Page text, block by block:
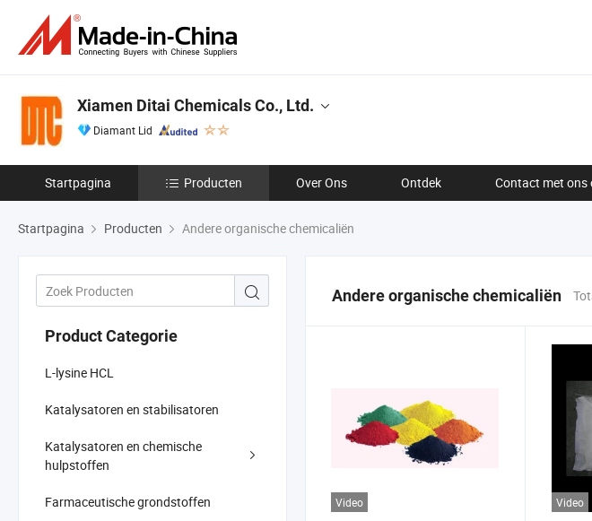
Xiamen Ditai Chemicals Co., Ltd.
Diamant Lid
Startpagina Producten Over Ons Ontdek Contact met ons
Startpagina Producten Andere organische chemicaliën
Product Categorie
L-lysine HCL
Katalysatoren en stabilisatoren
Katalysatoren en chemische
hulpstoffen
Farmaceutische grondstoffen
Andere organische chemicaliën
Video Video